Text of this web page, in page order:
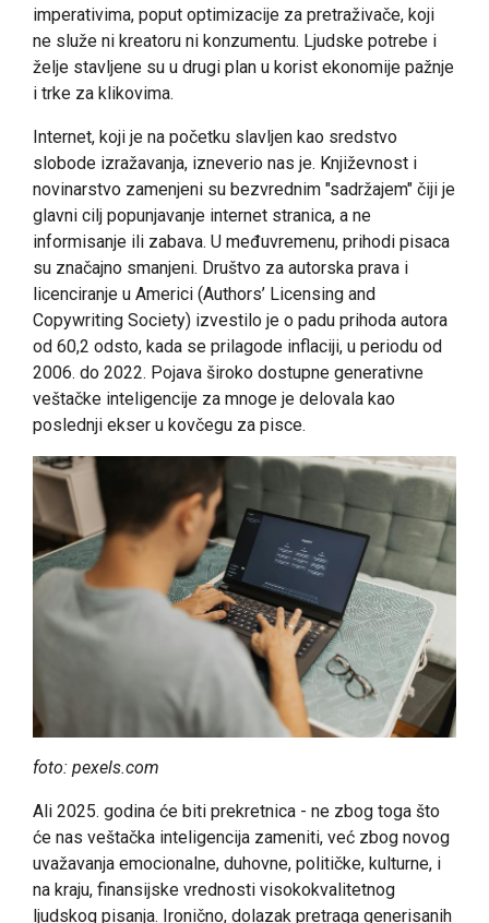
imperativima, poput optimizacije za pretraživače, koji
ne služe ni kreatoru ni konzumentu. Ljudske potrebe i
želje stavljene su u drugi plan u korist ekonomije pažnje
i trke za klikovima.
Internet, koji je na početku slavljen kao sredstvo
slobode izražavanja, izneverio nas je. Književnost i
novinarstvo zamenjeni su bezvrednim "sadržajem" čiji je
glavni cilj popunjavanje internet stranica, a ne
informisanje ili zabava. U međuvremenu, prihodi pisaca
su značajno smanjeni. Društvo za autorska prava i
licenciranje u Americi (Authors’ Licensing and
Copywriting Society) izvestilo je o padu prihoda autora
od 60,2 odsto, kada se prilagode inflaciji, u periodu od
2006. do 2022. Pojava široko dostupne generativne
veštačke inteligencije za mnoge je delovala kao
poslednji ekser u kovčegu za pisce.
foto: pexels.com
Ali 2025. godina će biti prekretnica - ne zbog toga što
će nas veštačka inteligencija zameniti, već zbog novog
uvažavanja emocionalne, duhovne, političke, kulturne, i
na kraju, finansijske vrednosti visokokvalitetnog
ljudskog pisanja. Ironično, dolazak pretraga generisanih